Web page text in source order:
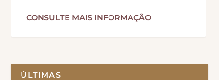
CONSULTE MAIS INFORMAÇÃO
ÚLTIMAS